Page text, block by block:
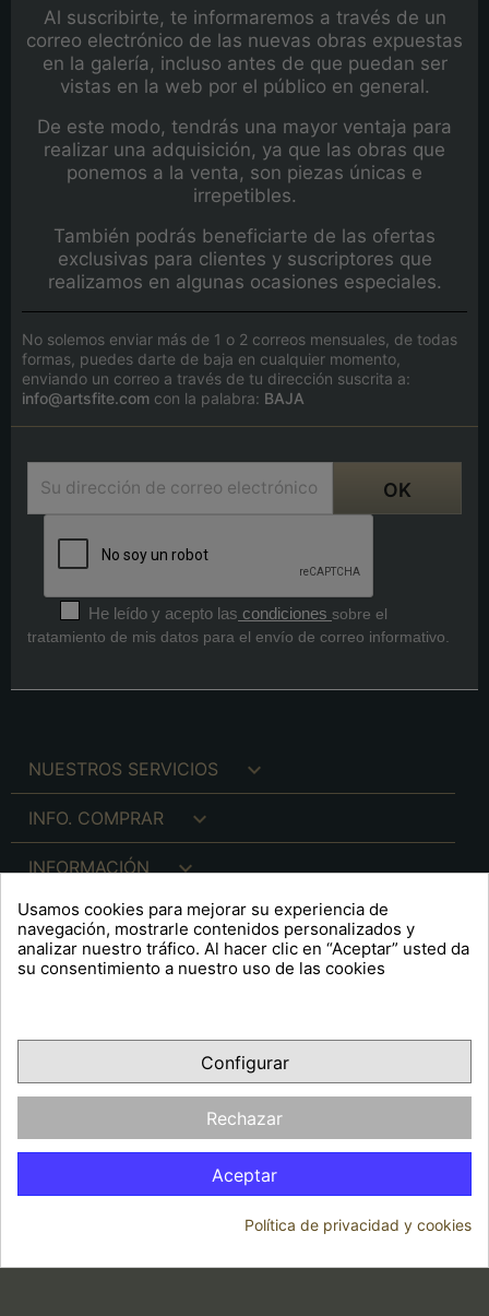
Al suscribirte, te informaremos a través de un
correo electrónico de las nuevas obras expuestas
en la galería, incluso antes de que puedan ser
vistas en la web por el público en general.
De este modo, tendrás una mayor ventaja para
realizar una adquisición, ya que las obras que
ponemos a la venta, son piezas únicas e
irrepetibles.
También podrás beneficiarte de las ofertas
exclusivas para clientes y suscriptores que
realizamos en algunas ocasiones especiales.
No solemos enviar más de 1 o 2 correos mensuales, de todas
formas, puedes darte de baja en cualquier momento,
enviando un correo a través de tu dirección suscrita a:
info@artsfite.com con la palabra: BAJA
He leído y acepto las condiciones sobre el
tratamiento de mis datos para el envío de correo informativo.
NUESTROS SERVICIOS 
INFO. COMPRAR 
INFORMACIÓN 
INFO. LEGAL 
FacebookYouTubePinterest
OPINIONES CLIENTES
Usamos cookies para mejorar su experiencia de
navegación, mostrarle contenidos personalizados y
analizar nuestro tráfico. Al hacer clic en “Aceptar” usted da
su consentimiento a nuestro uso de las cookies
Configurar
Rechazar
Aceptar
Política de privacidad y cookies